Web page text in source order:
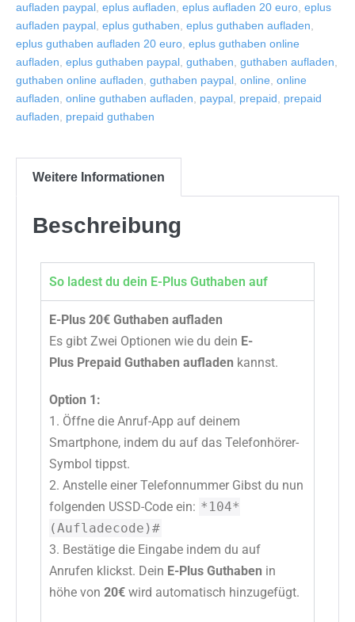
aufladen paypal, eplus aufladen, eplus aufladen 20 euro, eplus
aufladen paypal, eplus guthaben, eplus guthaben aufladen,
eplus guthaben aufladen 20 euro, eplus guthaben online
aufladen, eplus guthaben paypal, guthaben, guthaben aufladen,
guthaben online aufladen, guthaben paypal, online, online
aufladen, online guthaben aufladen, paypal, prepaid, prepaid
aufladen, prepaid guthaben
Weitere Informationen
Beschreibung
So ladest du dein E-Plus Guthaben auf
E-Plus 20€ Guthaben aufladen
Es gibt Zwei Optionen wie du dein E-
Plus Prepaid Guthaben aufladen kannst.
Option 1:
1. Öffne die Anruf-App auf deinem
Smartphone, indem du auf das Telefonhörer-
Symbol tippst.
2. Anstelle einer Telefonnummer Gibst du nun
folgenden USSD-Code ein: *104*
(Aufladecode)#
3. Bestätige die Eingabe indem du auf
Anrufen klickst. Dein E-Plus Guthaben in
höhe von 20€ wird automatisch hinzugefügt.